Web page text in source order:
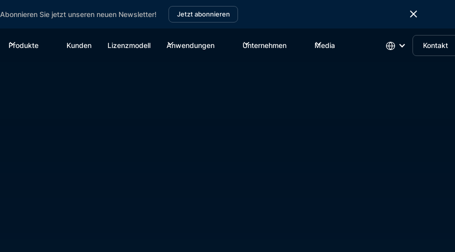
Abonnieren Sie jetzt unseren neuen Newsletter! Jetzt abonnieren
Produkte Kunden Lizenzmodell Anwendungen Unternehmen Media Kontakt